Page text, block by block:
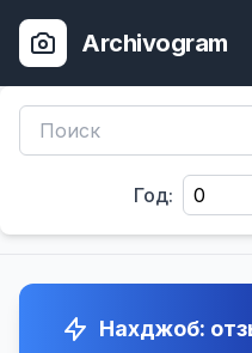
Archivogram
Год:
Нахджоб: